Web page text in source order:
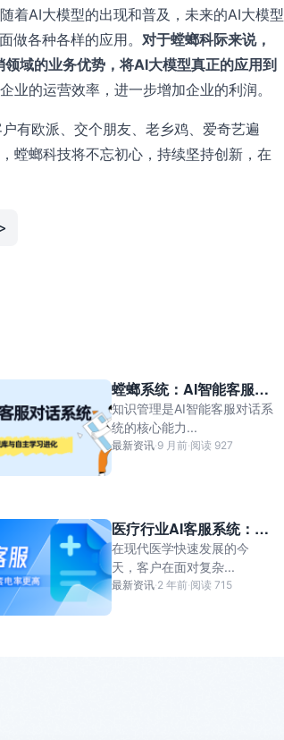
着AI大模型的出现和普及，未来的AI大模型
做各种各样的应用。 对于螳螂科际来说，
域的业务优势，将AI大模型真正的应用到
业的运营效率，进一步增加企业的利润。
有欧派、交个朋友、老乡鸡、爱奇艺遍
螳螂科技将不忘初心，持续坚持创新，在
螳螂系统：AI智能客服对
话系统：知识库与自主学
习进化
知识管理是AI智能客服对话系
统的核心能力...
最新资讯·9 月前·阅读 927
医疗行业AI客服系统：为
健康保驾护航的智能客服
助手
在现代医学快速发展的今
天，客户在面对复杂...
最新资讯·2 年前·阅读 715